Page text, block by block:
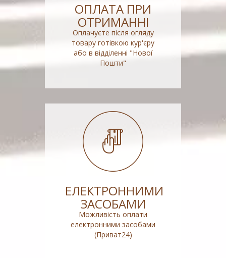
ОПЛАТА ПРИ
ОТРИМАННІ
Оплачуєте після огляду
товару готівкою кур'єру
або в відділенні "Нової
Пошти"
ЕЛЕКТРОННИМИ
ЗАСОБАМИ
Можливість оплати
електронними засобами
(Приват24)